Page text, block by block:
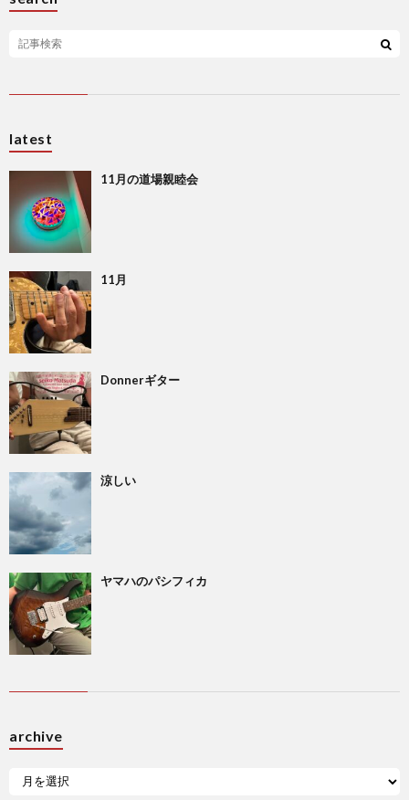
latest
11月の道場親睦会
11月
Donnerギター
涼しい
ヤマハのパシフィカ
archive